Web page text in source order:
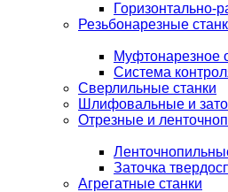
Горизонтально-
Резьбонарезные
Муфтонарезное
Система
Сверлильные станки
Шлифовальные и
Отрезные и
Заточка
Агрегатные станки